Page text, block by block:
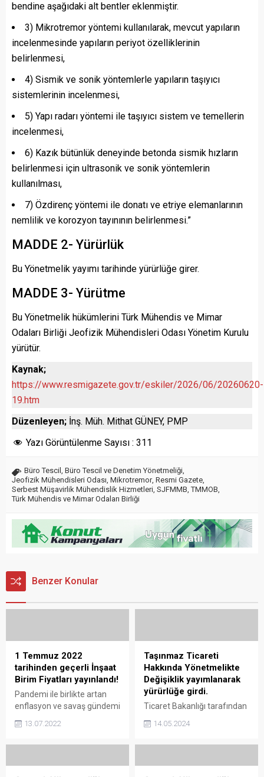
bendine aşağıdaki alt bentler eklenmiştir.
3) Mikrotremor yöntemi kullanılarak, mevcut yapıların
incelenmesinde yapıların periyot özelliklerinin
belirlenmesi,
4) Sismik ve sonik yöntemlerle yapıların taşıyıcı
sistemlerinin incelenmesi,
5) Yapı radarı yöntemi ile taşıyıcı sistem ve temellerin
incelenmesi,
6) Kazık bütünlük deneyinde betonda sismik hızların
belirlenmesi için ultrasonik ve sonik yöntemlerin
kullanılması,
7) Özdirenç yöntemi ile donatı ve etriye elemanlarının
nemlilik ve korozyon tayınının belirlenmesi.”
MADDE 2- Yürürlük
Bu Yönetmelik yayımı tarihinde yürürlüğe girer.
MADDE 3- Yürütme
Bu Yönetmelik hükümlerini Türk Mühendis ve Mimar
Odaları Birliği Jeofizik Mühendisleri Odası Yönetim Kurulu
yürütür.
Kaynak;
https://www.resmigazete.gov.tr/eskiler/2026/06/20260620-
19.htm
Düzenleyen; İnş. Müh. Mithat GÜNEY, PMP
Yazı Görüntülenme Sayısı : 311
Büro Tescil , Büro Tescil ve Denetim Yönetmeliği,
Jeofizik Mühendisleri Odası, Mikrotremor, Resmi Gazete,
Serbest Müşavirlik Mühendislik Hizmetleri, SJFMMB,TMMOB,
Türk Mühendis ve Mimar Odaları Birliği
Benzer Konular
1 Temmuz 2022
tarihinden geçerli İnşaat
Birim Fiyatları yayınlandı!
Pandemi ile birlikte artan
enflasyon ve savaş gündemi
yaşanan artışlar karşısında 1
Bakanlık tarafından 2. kez
13.07.2022
Taşınmaz Ticareti
Hakkında Yönetmelikte
Değişiklik yayımlanarak
yürürlüğe girdi.
Ticaret Bakanlığı tarafından
Ticareti Hakkında
girdi. Taşınmaz Ticareti
14.05.2024